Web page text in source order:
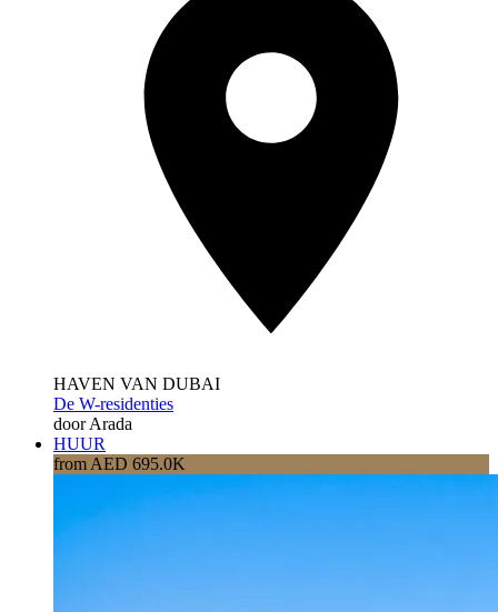
HAVEN VAN DUBAI
De W-residenties
door Arada
HUUR
from AED 695.0K